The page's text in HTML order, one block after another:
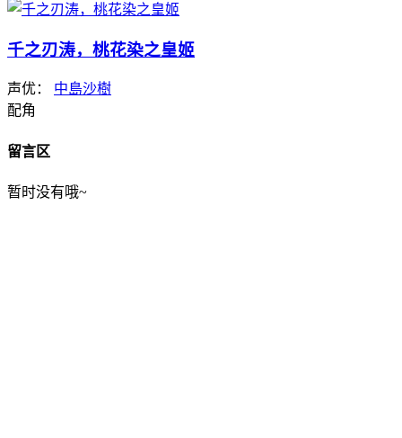
千之刃涛，桃花染之皇姬
声优： 中島沙樹
配角
留言区
暂时没有哦~